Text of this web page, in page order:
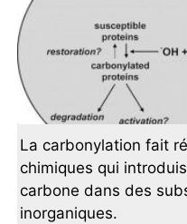
La carbonylation fait
chimiques qui
carbone dans des
inorganiques.